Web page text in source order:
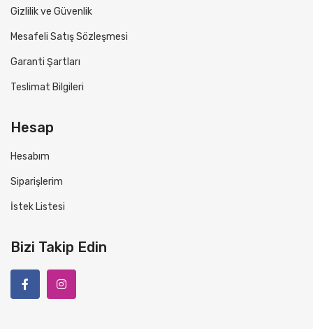
Gizlilik ve Güvenlik
Mesafeli Satış Sözleşmesi
Garanti Şartları
Teslimat Bilgileri
Hesap
Hesabım
Siparişlerim
İstek Listesi
Bizi Takip Edin